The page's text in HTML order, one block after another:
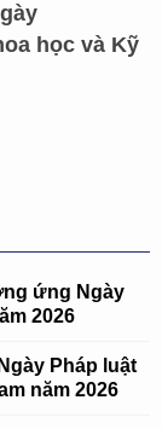
học và Kỹ
ứng Ngày
2026
Pháp luật
năm 2026